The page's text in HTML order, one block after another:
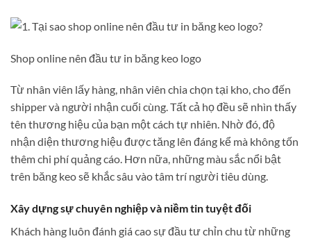
Shop online nên đầu tư in băng keo logo
Từ nhân viên lấy hàng, nhân viên chia chọn tại kho, cho đến
shipper và người nhận cuối cùng. Tất cả họ đều sẽ nhìn thấy
tên thương hiệu của bạn một cách tự nhiên. Nhờ đó, độ
nhận diện thương hiệu được tăng lên đáng kể mà không tốn
thêm chi phí quảng cáo. Hơn nữa, những màu sắc nổi bật
trên băng keo sẽ khắc sâu vào tâm trí người tiêu dùng.
Xây dựng sự chuyên nghiệp và niềm tin tuyệt đối
Khách hàng luôn đánh giá cao sự đầu tư chỉn chu từ những